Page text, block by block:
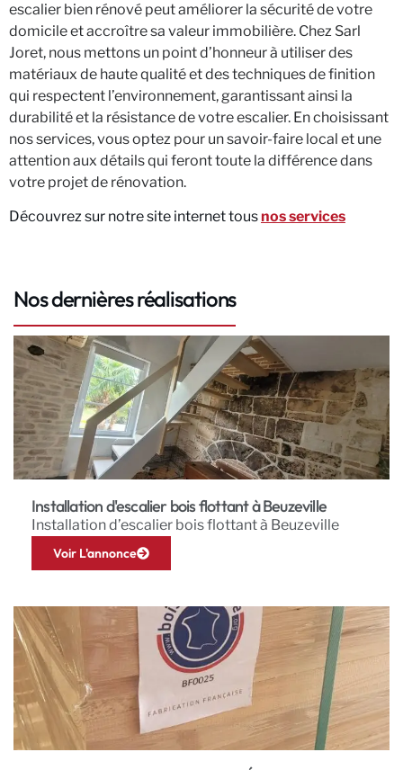
escalier bien rénové peut améliorer la sécurité de votre
domicile et accroître sa valeur immobilière. Chez Sarl
Joret, nous mettons un point d’honneur à utiliser des
matériaux de haute qualité et des techniques de finition
qui respectent l’environnement, garantissant ainsi la
durabilité et la résistance de votre escalier. En choisissant
nos services, vous optez pour un savoir-faire local et une
attention aux détails qui feront toute la différence dans
votre projet de rénovation.
Découvrez sur notre site internet tousnos services
Nos dernières réalisations
Installation d'escalier bois flottant à Beuzeville
Installation d’escalier bois flottant à Beuzeville
Voir L'annonce